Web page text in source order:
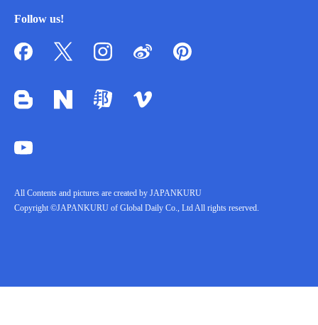
Follow us!
All Contents and pictures are created by JAPANKURU
Copyright ©JAPANKURU of Global Daily Co., Ltd All rights reserved.